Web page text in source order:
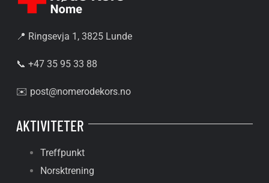
📍 Ringsevja 1, 3825 Lunde
📞 +47 35 95 33 88
✉️ post@nomerodekors.no
AKTIVITETER
Treffpunkt
Norsktrening